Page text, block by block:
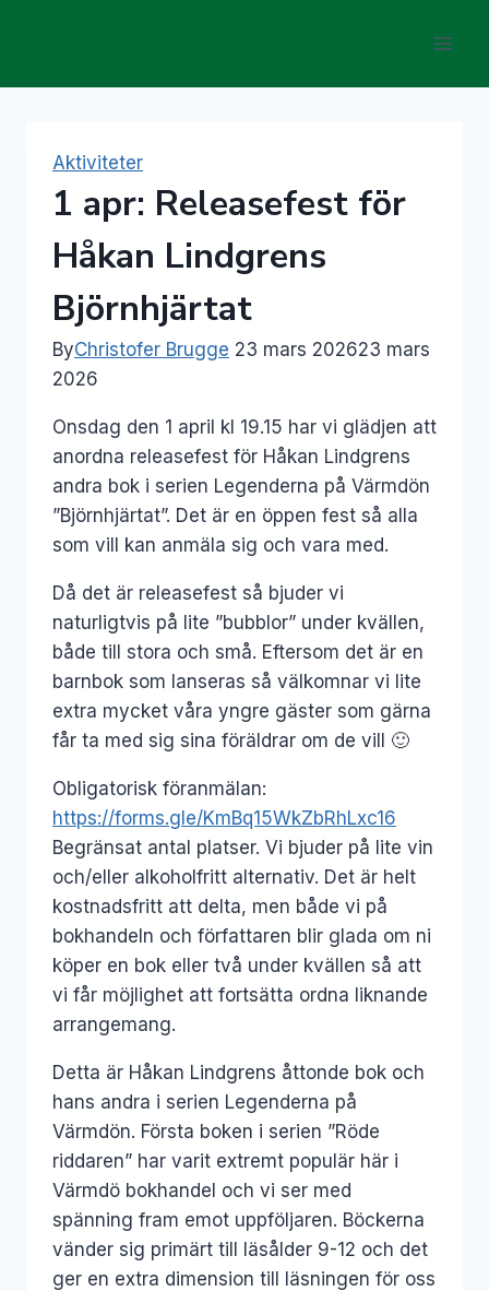
Aktiviteter
1 apr: Releasefest för
Håkan Lindgrens
Björnhjärtat
ByChristofer Brugge 23 mars 202623 mars
2026
Onsdag den 1 april kl 19.15 har vi glädjen att
anordna releasefest för Håkan Lindgrens
andra bok i serien Legenderna på Värmdön
”Björnhjärtat”. Det är en öppen fest så alla
som vill kan anmäla sig och vara med.
Då det är releasefest så bjuder vi
naturligtvis på lite ”bubblor” under kvällen,
både till stora och små. Eftersom det är en
barnbok som lanseras så välkomnar vi lite
extra mycket våra yngre gäster som gärna
får ta med sig sina föräldrar om de vill 🙂
Obligatorisk föranmälan:
https://forms.gle/KmBq15WkZbRhLxc16
Begränsat antal platser. Vi bjuder på lite vin
och/eller alkoholfritt alternativ. Det är helt
kostnadsfritt att delta, men både vi på
bokhandeln och författaren blir glada om ni
köper en bok eller två under kvällen så att
vi får möjlighet att fortsätta ordna liknande
arrangemang.
Detta är Håkan Lindgrens åttonde bok och
hans andra i serien Legenderna på
Värmdön. Första boken i serien ”Röde
riddaren” har varit extremt populär här i
Värmdö bokhandel och vi ser med
spänning fram emot uppföljaren. Böckerna
vänder sig primärt till läsålder 9-12 och det
ger en extra dimension till läsningen för oss